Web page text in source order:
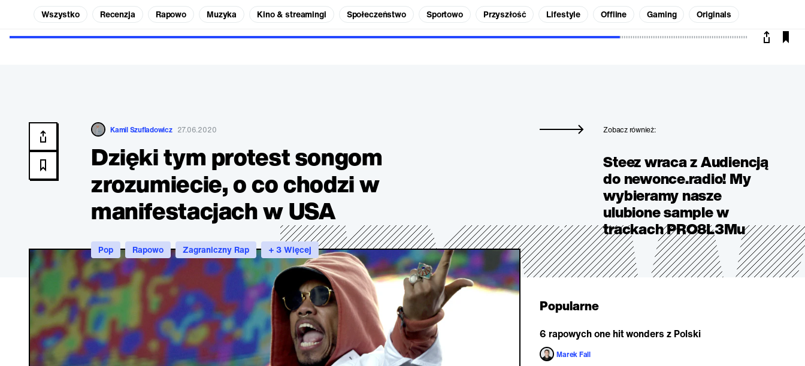
Wszystko Recenzja Rapowo Muzyka Kino & streamingi Społeczeństwo Sportowo Przyszłość Lifestyle Offline Gaming Originals
Kamil Szufladowicz 27.06.2020
Dzięki tym protest songom
zrozumiecie, o co chodzi w
manifestacjach w USA
Zobacz również:
Steez wraca z Audiencją
do newonce.radio! My
wybieramy nasze
ulubione sample w
trackach PRO8L3Mu
Pop Rapowo Zagraniczny Rap + 3 Więcej
Popularne
6 rapowych one hit wonders z Polski
Marek Fall